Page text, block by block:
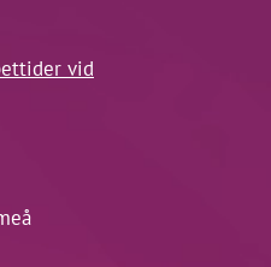
vid